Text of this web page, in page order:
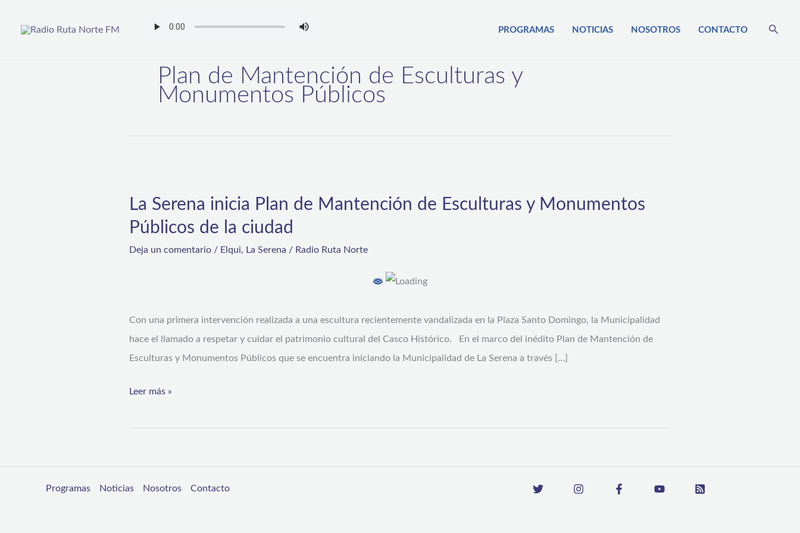
PROGRAMAS NOTICIAS NOSOTROS CONTACTO Buscar
Plan de Mantención de Esculturas y
Monumentos Públicos
La Serena inicia Plan de Mantención de Esculturas y Monumentos
Públicos de la ciudad
Deja un comentario / Elqui, La Serena / Radio Ruta Norte
Con una primera intervención realizada a una escultura recientemente vandalizada en la Plaza Santo Domingo, la Municipalidad
hace el llamado a respetar y cuidar el patrimonio cultural del Casco Histórico. En el marco del inédito Plan de Mantención de
Esculturas y Monumentos Públicos que se encuentra iniciando la Municipalidad de La Serena a través […]
inicia
Plan
de
y
Monumentos
Públicos
la
Leer más »
Programas Noticias Nosotros Contacto